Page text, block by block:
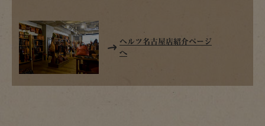
ヘルツ名古屋店紹介ページ
へ